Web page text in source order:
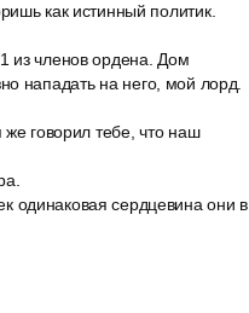
как истинный политик.
из членов ордена. Дом
нападать на него, мой лорд.
говорил тебе, что наш
одинаковая сердцевина они в